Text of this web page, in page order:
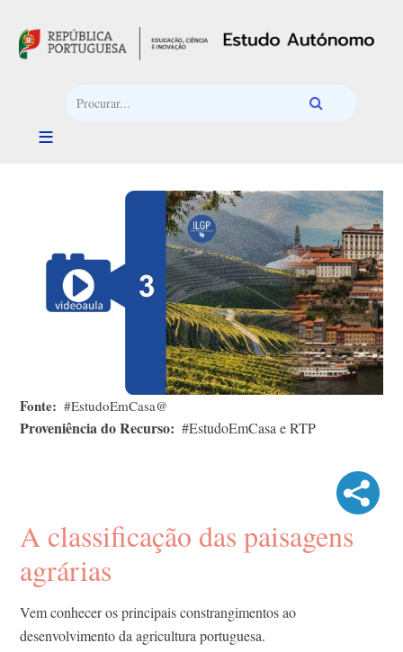
Fonte #EstudoEmCasa@
Proveniência do Recurso #EstudoEmCasa e RTP
A classificação das paisagens
agrárias
Vem conhecer os principais constrangimentos ao
desenvolvimento da agricultura portuguesa.